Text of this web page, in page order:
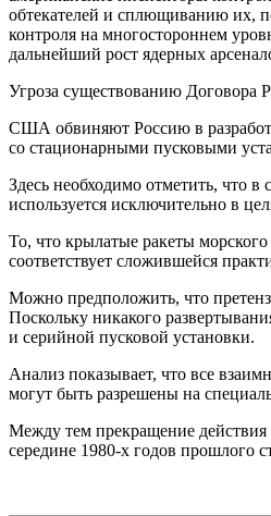
обтекателей и сплющиванию их,
контроля на многостороннем
дальнейший рост ядерных
Угроза существованию Договора
США обвиняют Россию в
со стационарными пусковыми
Здесь необходимо отметить, что
используется исключительно в
То, что крылатые ракеты
соответствует сложившейся
Можно предположить, что
Поскольку никакого
и серийной пусковой установки.
Анализ показывает, что все
могут быть разрешены на
Между тем прекращение действия
середине 1980-х годов прошлого